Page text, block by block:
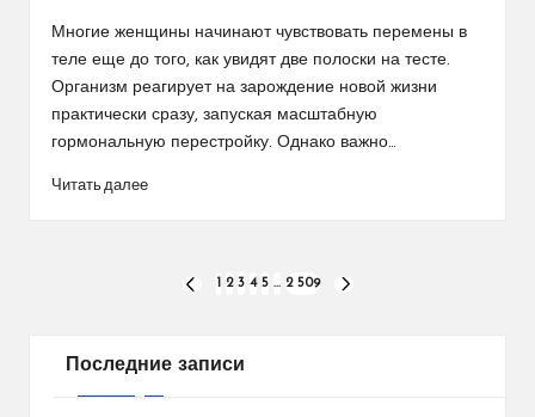
от
Многие женщины начинают чувствовать перемены в
теле еще до того, как увидят две полоски на тесте.
Организм реагирует на зарождение новой жизни
практически сразу, запуская масштабную
гормональную перестройку. Однако важно…
Читать далее
ПагинацияПРЕДЫДУЩАЯ
1 2 3 4 5 … 2 509
Последние записи